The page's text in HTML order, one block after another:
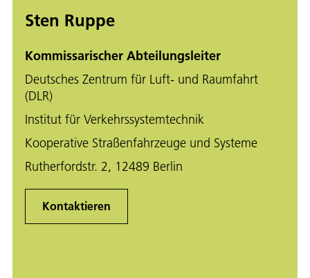
Sten Ruppe
Kommissarischer Abteilungsleiter
Deutsches Zentrum für Luft- und Raumfahrt
(DLR)
Institut für Verkehrssystemtechnik
Kooperative Straßenfahrzeuge und Systeme
Rutherfordstr. 2, 12489 Berlin
Kontaktieren